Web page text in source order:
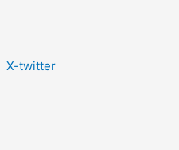
X-twitter